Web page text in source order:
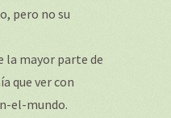
pero no su
la mayor parte de
que ver con
el-mundo.